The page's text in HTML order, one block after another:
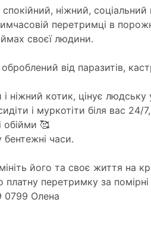
ніжний, соціальний
перетримці в
своєї людини.
від паразитів,
ніжний котик, цінує людську
і муркотіти біля вас 24/
обійми 🥰
бентежні часи.
його та своє життя на
перетримку за
0799 Олена